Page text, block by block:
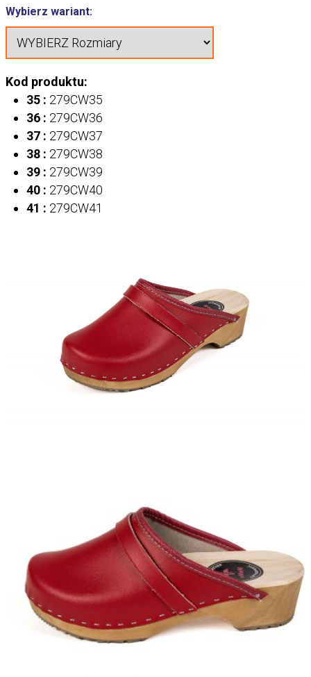
Wybierz wariant:
Kod produktu:
35 : 279CW35
36 : 279CW36
37 : 279CW37
38 : 279CW38
39 : 279CW39
40 : 279CW40
41 : 279CW41